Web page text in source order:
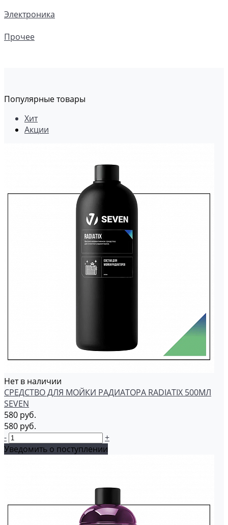
Электроника
Прочее
Популярные товары
Хит
Акции
Нет в наличии
СРЕДСТВО ДЛЯ МОЙКИ РАДИАТОРА RADIATIX 500МЛ
SEVEN
580 руб.
580 руб.
-
+
Уведомить о поступлении